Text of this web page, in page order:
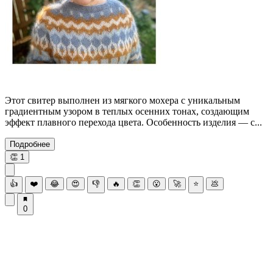
Этот свитер выполнен из мягкого мохера с уникальным
градиентным узором в теплых осенних тонах, создающим
эффект плавного перехода цвета. Особенность изделия — с...
Подробнее
👏 1
👍 ❤️ 😂 😍 👎 🔥 👏 😮 🚀 ⭐ 💩
0